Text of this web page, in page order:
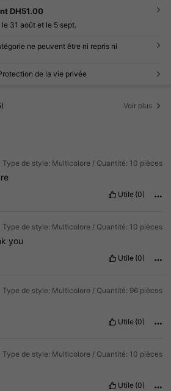
DH51.00
le 31 août et le 5 sept.
ne peuvent être ni repris ni
de la vie privée
Voir plus
Type de style: Multicolore / Quantité: 10 pièces
Utile (0)
Type de style: Multicolore / Quantité: 10 pièces
you
Utile (0)
Type de style: Multicolore / Quantité: 96 pièces
Utile (0)
Type de style: Multicolore / Quantité: 10 pièces
Utile (0)